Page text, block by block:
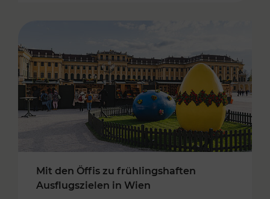
Mit den Öffis zu frühlingshaften
Ausflugszielen in Wien